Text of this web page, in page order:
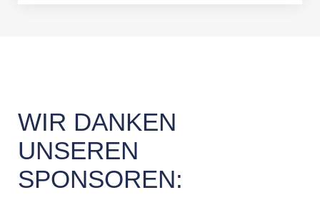
WIR DANKEN
UNSEREN
SPONSOREN: